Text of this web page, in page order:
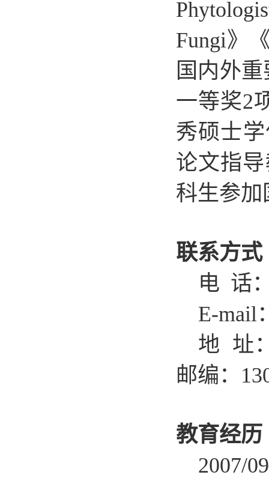
Fungi》
国内外
一等奖2
秀硕士
论文指
科生参加
联系方式
电 话
E-mail
地 址
邮编：
教育经历
2007/